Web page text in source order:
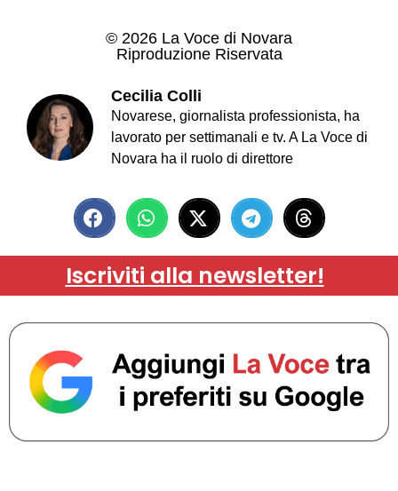
© 2026 La Voce di Novara
Riproduzione Riservata
Cecilia Colli
Novarese, giornalista professionista, ha
lavorato per settimanali e tv. A La Voce di
Novara ha il ruolo di direttore
Iscriviti alla newsletter!